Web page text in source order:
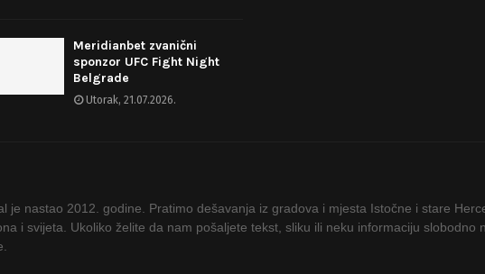
Meridianbet zvanični
sponzor UFC Fight Night
Belgrade
Utorak, 21.07.2026.
je nastao 2012. godine. Pratimo dešavanja iz gradova i mjesta Istočne i stare
i svijeta. Ukoliko želite da nam pošaljete tekst, sliku ili neku informaciju slobodno